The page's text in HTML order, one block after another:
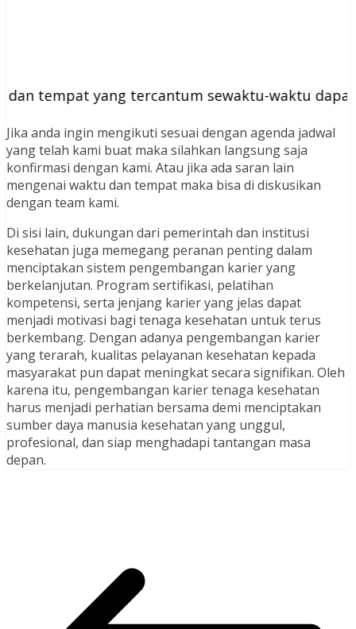
tempat yang tercantum sewaktu-waktu dapat
Jika anda ingin mengikuti sesuai dengan agenda jadwal
yang telah kami buat maka silahkan langsung saja
konfirmasi dengan kami. Atau jika ada saran lain
mengenai waktu dan tempat maka bisa di diskusikan
dengan team kami.
Di sisi lain, dukungan dari pemerintah dan institusi
kesehatan juga memegang peranan penting dalam
menciptakan sistem pengembangan karier yang
berkelanjutan. Program sertifikasi, pelatihan
kompetensi, serta jenjang karier yang jelas dapat
menjadi motivasi bagi tenaga kesehatan untuk terus
berkembang. Dengan adanya pengembangan karier
yang terarah, kualitas pelayanan kesehatan kepada
masyarakat pun dapat meningkat secara signifikan. Oleh
karena itu, pengembangan karier tenaga kesehatan
harus menjadi perhatian bersama demi menciptakan
sumber daya manusia kesehatan yang unggul,
profesional, dan siap menghadapi tantangan masa
depan.